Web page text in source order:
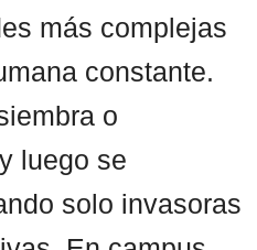
más complejas
constante.
o
luego se
solo invasoras